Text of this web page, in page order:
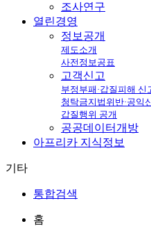
조사연구
열린경영
정보공개
제도소개
사전정보공표
고객신고
부정부패·갑질피해 신
청탁금지법위반·공익
갑질행위 공개
공공데이터개방
아프리카 지식정보
기타
통합검색
홈